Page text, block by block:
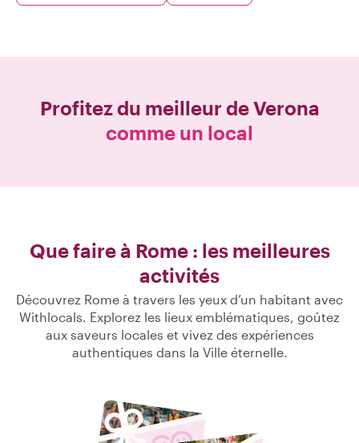
Profitez du meilleur deVerona
comme un local
Que faire à Rome : les meilleures
activités
Découvrez Rome à travers les yeux d’un habitant avec
Withlocals. Explorez les lieux emblématiques, goûtez
aux saveurs locales et vivez des expériences
authentiques dans la Ville éternelle.